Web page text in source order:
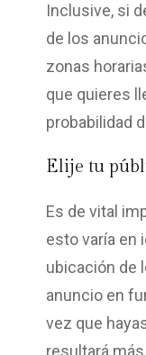
Inclusive, si
de los
zonas
que quieres
probabilidad
Elije tu
Es de vital
esto varía en
ubicación de
anuncio en
vez que
resultará